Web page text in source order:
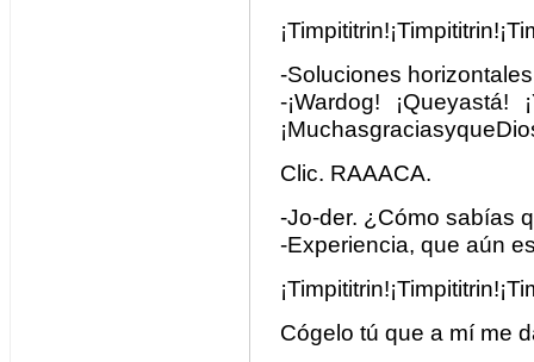
-Soluciones
-¡Wardog! ¡Queyastá!
Clic. RAAACA.
-Jo-der. ¿Cómo sabías
-Experiencia, que aún
Cógelo tú que a mí me